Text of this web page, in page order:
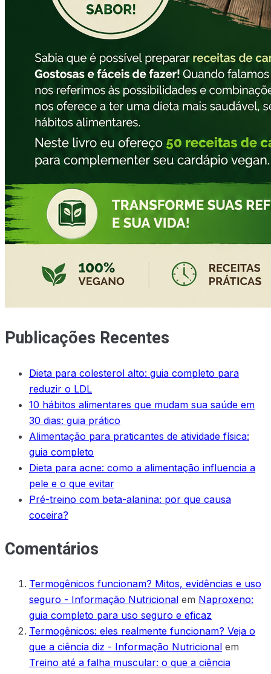
Publicações Recentes
Dieta para colesterol alto: guia completo para
reduzir o LDL
10 hábitos alimentares que mudam sua saúde em
30 dias: guia prático
Alimentação para praticantes de atividade física:
guia completo
Dieta para acne: como a alimentação influencia a
pele e o que evitar
Pré-treino com beta-alanina: por que causa
coceira?
Comentários
Termogênicos funcionam? Mitos, evidências e uso
seguro - Informação Nutricional em Naproxeno:
guia completo para uso seguro e eficaz
Termogênicos: eles realmente funcionam? Veja o
que a ciência diz - Informação Nutricional em
Treino até a falha muscular: o que a ciência